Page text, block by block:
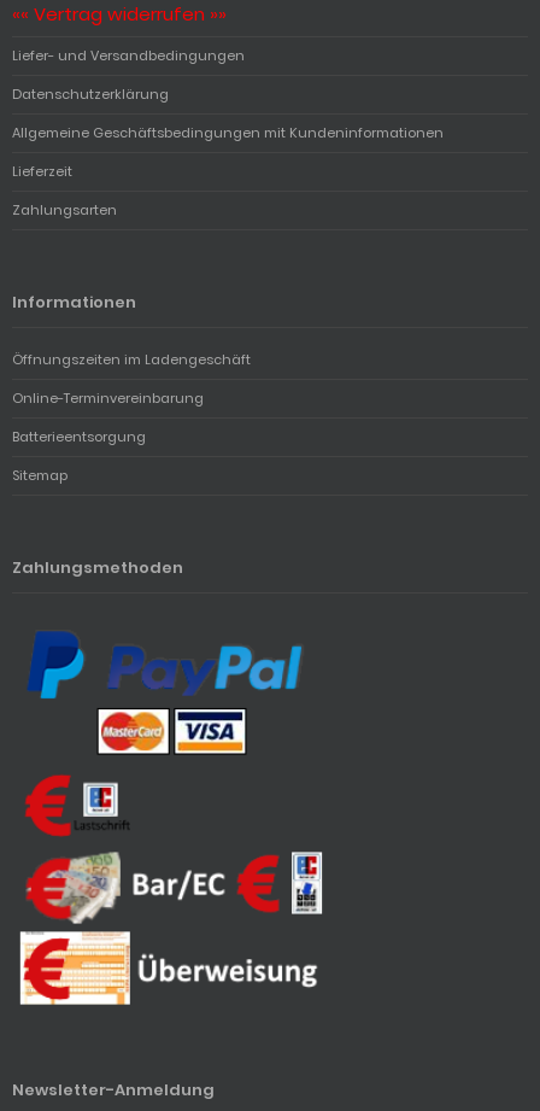
«« Vertrag widerrufen »»
Liefer- und Versandbedingungen
Datenschutzerklärung
Allgemeine Geschäftsbedingungen mit Kundeninformationen
Lieferzeit
Zahlungsarten
Informationen
Öffnungszeiten im Ladengeschäft
Online-Terminvereinbarung
Batterieentsorgung
Sitemap
Zahlungsmethoden
Newsletter-Anmeldung